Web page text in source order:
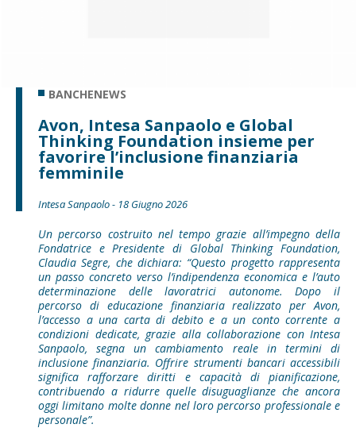
BANCHENEWS
Avon, Intesa Sanpaolo e Global
Thinking Foundation insieme per
favorire l’inclusione finanziaria
femminile
Intesa Sanpaolo - 18 Giugno 2026
Un percorso costruito nel tempo grazie all’impegno della
Fondatrice e Presidente di Global Thinking Foundation,
Claudia Segre, che dichiara: “Questo progetto rappresenta
un passo concreto verso l’indipendenza economica e l’auto
determinazione delle lavoratrici autonome. Dopo il
percorso di educazione finanziaria realizzato per Avon,
l’accesso a una carta di debito e a un conto corrente a
condizioni dedicate, grazie alla collaborazione con Intesa
Sanpaolo, segna un cambiamento reale in termini di
inclusione finanziaria. Offrire strumenti bancari accessibili
significa rafforzare diritti e capacità di pianificazione,
contribuendo a ridurre quelle disuguaglianze che ancora
oggi limitano molte donne nel loro percorso professionale e
personale”.